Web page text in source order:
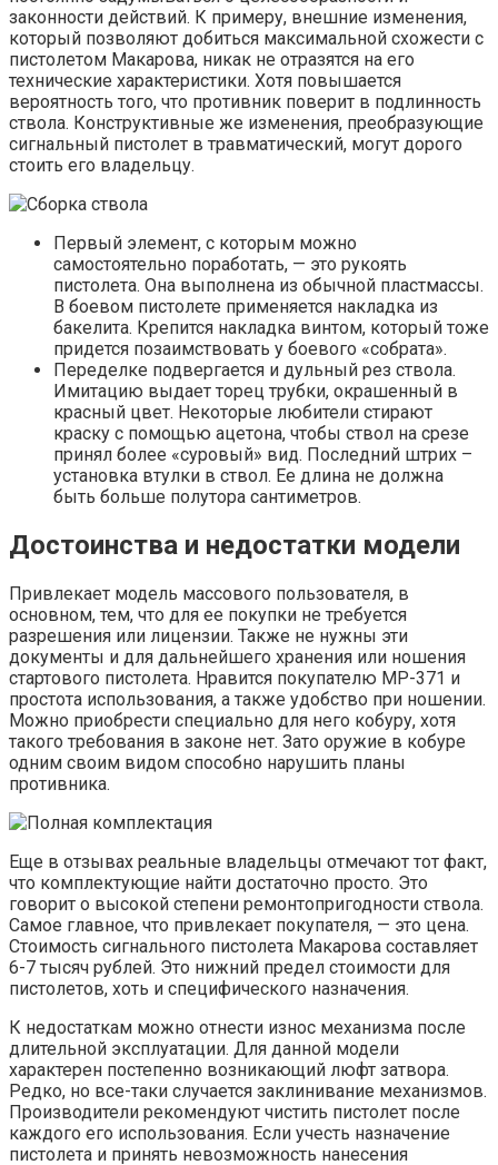
законности действий. К примеру, внешние изменения,
который позволяют добиться максимальной схожести с
пистолетом Макарова, никак не отразятся на его
технические характеристики. Хотя повышается
вероятность того, что противник поверит в подлинность
ствола. Конструктивные же изменения, преобразующие
сигнальный пистолет в травматический, могут дорого
стоить его владельцу.
Первый элемент, с которым можно
самостоятельно поработать, — это рукоять
пистолета. Она выполнена из обычной пластмассы.
В боевом пистолете применяется накладка из
бакелита. Крепится накладка винтом, который тоже
придется позаимствовать у боевого «собрата».
Переделке подвергается и дульный рез ствола.
Имитацию выдает торец трубки, окрашенный в
красный цвет. Некоторые любители стирают
краску с помощью ацетона, чтобы ствол на срезе
принял более «суровый» вид. Последний штрих –
установка втулки в ствол. Ее длина не должна
быть больше полутора сантиметров.
Достоинства и недостатки модели
Привлекает модель массового пользователя, в
основном, тем, что для ее покупки не требуется
разрешения или лицензии. Также не нужны эти
документы и для дальнейшего хранения или ношения
стартового пистолета. Нравится покупателю МР-371 и
простота использования, а также удобство при ношении.
Можно приобрести специально для него кобуру, хотя
такого требования в законе нет. Зато оружие в кобуре
одним своим видом способно нарушить планы
противника.
Еще в отзывах реальные владельцы отмечают тот факт,
что комплектующие найти достаточно просто. Это
говорит о высокой степени ремонтопригодности ствола.
Самое главное, что привлекает покупателя, — это цена.
Стоимость сигнального пистолета Макарова составляет
6-7 тысяч рублей. Это нижний предел стоимости для
пистолетов, хоть и специфического назначения.
К недостаткам можно отнести износ механизма после
длительной эксплуатации. Для данной модели
характерен постепенно возникающий люфт затвора.
Редко, но все-таки случается заклинивание механизмов.
Производители рекомендуют чистить пистолет после
каждого его использования. Если учесть назначение
пистолета и принять невозможность нанесения